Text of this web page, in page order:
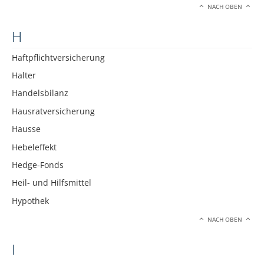
NACH OBEN
H
Haftpflichtversicherung
Halter
Handelsbilanz
Hausratversicherung
Hausse
Hebeleffekt
Hedge-Fonds
Heil- und Hilfsmittel
Hypothek
NACH OBEN
I